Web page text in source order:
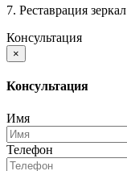
7. Реставрация
Консультация
×
Консультация
Имя
Телефон